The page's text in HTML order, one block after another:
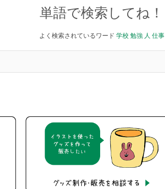
単語で検索してね！
よく検索されているワード 学校 勉強 人 仕事